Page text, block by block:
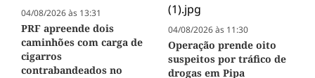
04/08/2026 às 13:31
PRF apreende dois
caminhões com carga de
cigarros
contrabandeados no
04/08/2026 às 11:30
Operação prende oito
suspeitos por tráfico de
drogas em Pipa